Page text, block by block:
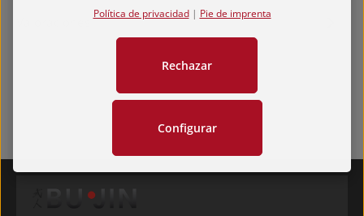
Política de privacidad| Pie de imprenta
Rechazar
Configurar